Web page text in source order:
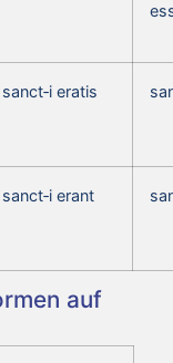
sanct‑i eratis
sanct‑i erant
auf